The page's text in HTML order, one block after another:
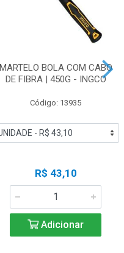
MARTELO BOLA COM CABO
DE FIBRA | 450G - INGCO
Código: 13935
R$ 43,10
Adicionar